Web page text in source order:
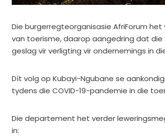
Die burgerregteorganisasie AfriForum
van toerisme, daarop aangedring dat
geslag vir verligting vir ondernemings in
Dít volg op Kubayi-Ngubane se
tydens die COVID-19-pandemie in die
Die departement het verder
in: